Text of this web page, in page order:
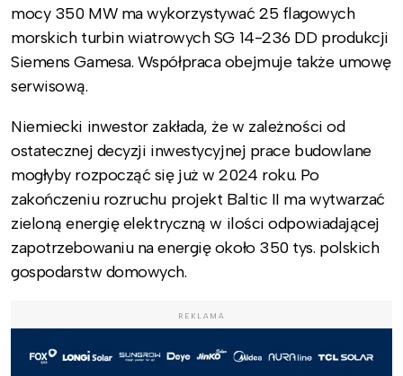
mocy 350 MW ma wykorzystywać 25 flagowych
morskich turbin wiatrowych SG 14-236 DD produkcji
Siemens Gamesa. Współpraca obejmuje także umowę
serwisową.
Niemiecki inwestor zakłada, że w zależności od
ostatecznej decyzji inwestycyjnej prace budowlane
mogłyby rozpocząć się już w 2024 roku. Po
zakończeniu rozruchu projekt Baltic II ma wytwarzać
zieloną energię elektryczną w ilości odpowiadającej
zapotrzebowaniu na energię około 350 tys. polskich
gospodarstw domowych.
REKLAMA